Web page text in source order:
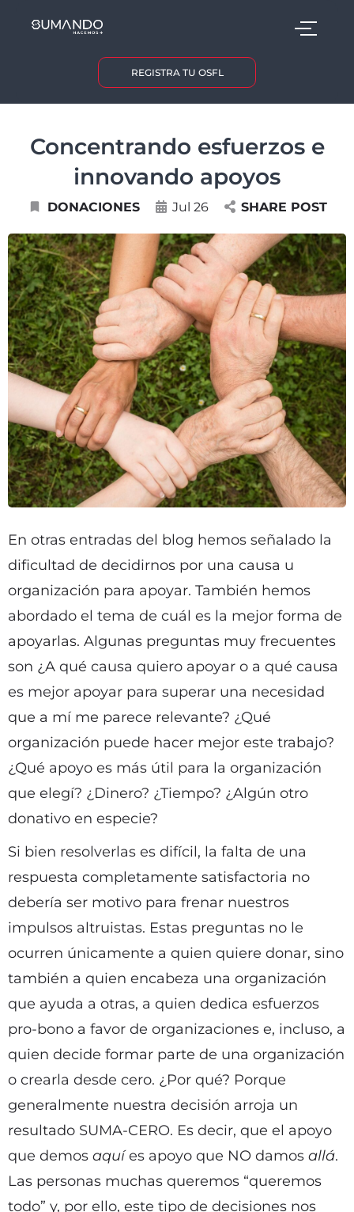
REGISTRA TU OSFL
Concentrando esfuerzos e
innovando apoyos
DONACIONES Jul 26 SHARE POST
En otras entradas del blog hemos señalado la
dificultad de decidirnos por una causa u
organización para apoyar. También hemos
abordado el tema de cuál es la mejor forma de
apoyarlas. Algunas preguntas muy frecuentes
son ¿A qué causa quiero apoyar o a qué causa
es mejor apoyar para superar una necesidad
que a mí me parece relevante? ¿Qué
organización puede hacer mejor este trabajo?
¿Qué apoyo es más útil para la organización
que elegí? ¿Dinero? ¿Tiempo? ¿Algún otro
donativo en especie?
Si bien resolverlas es difícil, la falta de una
respuesta completamente satisfactoria no
debería ser motivo para frenar nuestros
impulsos altruistas. Estas preguntas no le
ocurren únicamente a quien quiere donar, sino
también a quien encabeza una organización
que ayuda a otras, a quien dedica esfuerzos
pro-bono a favor de organizaciones e, incluso, a
quien decide formar parte de una organización
o crearla desde cero. ¿Por qué? Porque
generalmente nuestra decisión arroja un
resultado SUMA-CERO. Es decir, que el apoyo
que demos aquíes apoyo que NO damos allá.
Las personas muchas queremos “queremos
todo” y, por ello, este tipo de decisiones nos